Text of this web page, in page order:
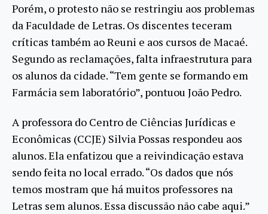
Porém, o protesto não se restringiu aos problemas
da Faculdade de Letras. Os discentes teceram
críticas também ao Reuni e aos cursos de Macaé.
Segundo as reclamações, falta infraestrutura para
os alunos da cidade. “Tem gente se formando em
Farmácia sem laboratório”, pontuou João Pedro.
A professora do Centro de Ciências Jurídicas e
Econômicas (CCJE) Silvia Possas respondeu aos
alunos. Ela enfatizou que a reivindicação estava
sendo feita no local errado. “Os dados que nós
temos mostram que há muitos professores na
Letras sem alunos. Essa discussão não cabe aqui.”